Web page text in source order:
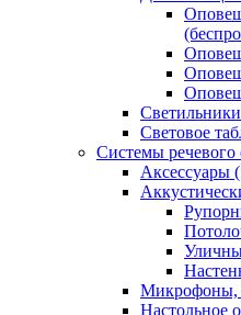
Световое
Системы
Аксессуары
Микрофоны,
Настольное